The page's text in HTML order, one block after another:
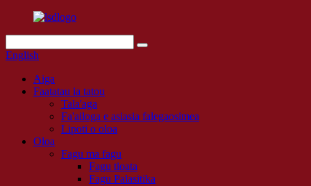
English
Aiga
Faatatau ia tatou
Tala'aga
Fa'ailoga e asiasia falegaosimea
Lipoti o oloa
Oloa
Fagu ma fagu
Fagu tioata
Fagu Palasitika